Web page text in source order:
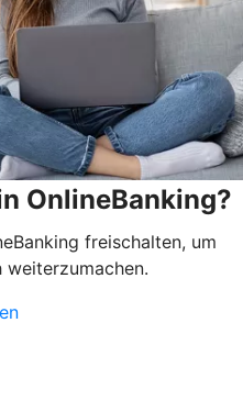
OnlineBanking?
freischalten, um
weiterzumachen.